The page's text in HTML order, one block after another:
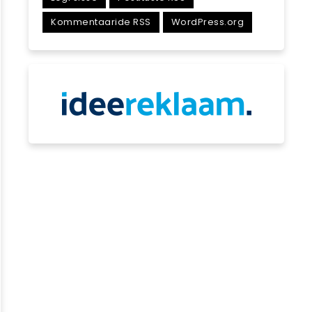
Kommentaaride RSS
WordPress.org